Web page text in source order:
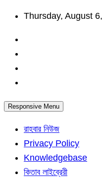
Skip
content
Thursday, August
Responsive Menu
রাহবার নিউজ
Privacy Policy
Knowledgebase
কিতাব লাইব্রেরী